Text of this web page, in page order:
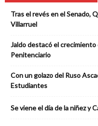
Tras el revés en el Senado,
Villarruel
Jaldo destacó el
Penitenciario
Con un golazo del Ruso
Estudiantes
Se viene el día de la niñez y